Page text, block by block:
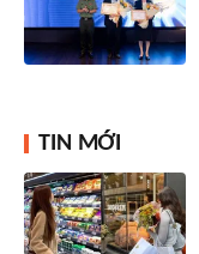
TIN MỚI